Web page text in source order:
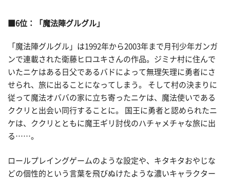
■6位：「魔法陣グルグル」
「魔法陣グルグル」は1992年から2003年まで月刊少年ガンガ
ンで連載された衛藤ヒロユキさんの作品。ジミナ村に住んで
いたニケはある日父であるバドによって無理矢理に勇者にさ
せられ、旅に出ることになってしまう。 そして村の決まりに
従って魔法オババの家に立ち寄ったニケは、魔法使いである
ククリと出会い同行することに。 国王に勇者と認められたニ
ケは、ククリとともに魔王ギリ討伐のハチャメチャな旅に出
る……。
ロールプレイングゲームのような設定や、キタキタおやじな
どの個性的という言葉を飛びぬけたような濃いキャラクター